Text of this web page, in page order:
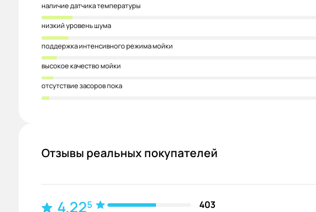
наличие датчика температуры
низкий уровень шума
поддержка интенсивного режима мойки
высокое качество мойки
отсутствие засоров пока
Отзывы реальных покупателей
4.225
403